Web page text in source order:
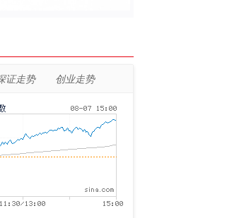
证走势 创业走势